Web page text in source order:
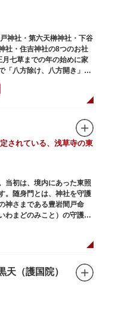
神社・第六天榊神社・下谷
社・住吉神社の8つのお社
七草までの年の始めに家
「八方除け、八方開き」に
されている、浅草寺の東
当初は、境内にあった東照
。随身門とは、神社を守護
神さまである豊岩間戸命
わまどのみこと）の守護神
た神仏分離令により、仏教
祀ることができなくなりま
うもくてん）と持国天
、正式名称が随身門から二
在は、上野の寛永寺（か
と増長天（ぞうちょうて
（護国院）